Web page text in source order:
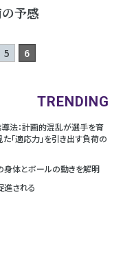
予感
5 6
TRENDING
導法：計画的混乱が選手を育
「適応力」を引き出す負荷の
身体とボールの動きを解明
される